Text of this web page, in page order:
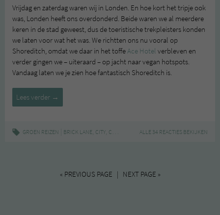
Vrijdag en zaterdag waren wij in Londen. En hoe kort het tripje ook
was, Londen heeft ons overdonderd. Beide waren we al meerdere
keren in de stad geweest, dus de toeristische trekpleisters konden
we laten voor wat het was. We richtten ons nu vooral op
Shoreditch, omdat we daar in het toffeAce Hotel verbleven en
verder gingen we – uiteraard – op jacht naar vegan hotspots.
Vandaag laten we je zien hoe fantastisch Shoreditch is.
Lees verder London
Shoreditch
→
GROEN REIZEN BRICK LANE, CITY, CITYTRIP HOTSPOTS ,LONDEN,SHOREDITCH
ALLE 34 REACTIES BEKIJKEN
« PREVIOUS PAGE | NEXT PAGE »